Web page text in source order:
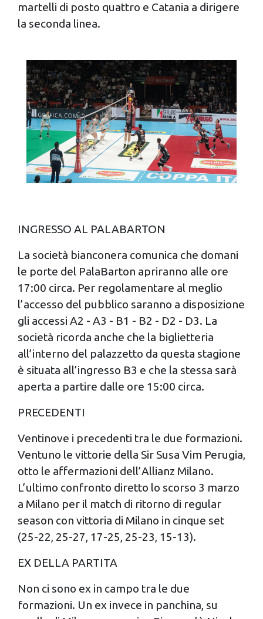
martelli di posto quattro e Catania a dirigere
la seconda linea.
INGRESSO AL PALABARTON
La società bianconera comunica che domani
le porte del PalaBarton apriranno alle ore
17:00 circa. Per regolamentare al meglio
l’accesso del pubblico saranno a disposizione
gli accessi A2 - A3 - B1 - B2 - D2 - D3. La
società ricorda anche che la biglietteria
all’interno del palazzetto da questa stagione
è situata all’ingresso B3 e che la stessa sarà
aperta a partire dalle ore 15:00 circa.
PRECEDENTI
Ventinove i precedenti tra le due formazioni.
Ventuno le vittorie della Sir Susa Vim Perugia,
otto le affermazioni dell’Allianz Milano.
L’ultimo confronto diretto lo scorso 3 marzo
a Milano per il match di ritorno di regular
season con vittoria di Milano in cinque set
(25-22, 25-27, 17-25, 25-23, 15-13).
EX DELLA PARTITA
Non ci sono ex in campo tra le due
formazioni. Un ex invece in panchina, su